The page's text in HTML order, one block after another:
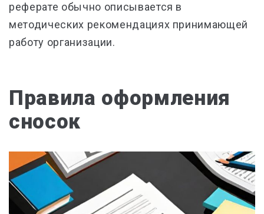
реферате обычно описывается в
методических рекомендациях принимающей
работу организации.
Правила оформления
сносок